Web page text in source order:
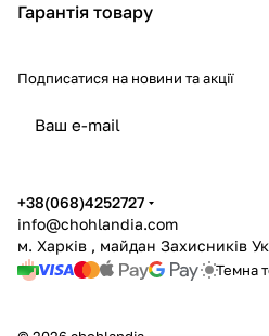
Гарантія товару
Подписатися на новини та акції
+38(068)4252727
info@chohlandia.com
м. Харків , майдан Захисників
Темна